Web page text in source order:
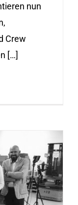
nun
Crew
[…]